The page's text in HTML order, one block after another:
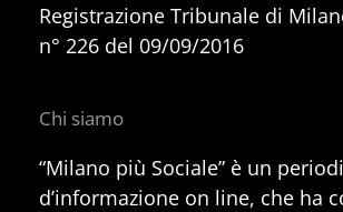
Registrazione Tribunale di
n° 226 del 09/09/2016
Chi siamo
“Milano più Sociale” è un
d’informazione on line, che ha